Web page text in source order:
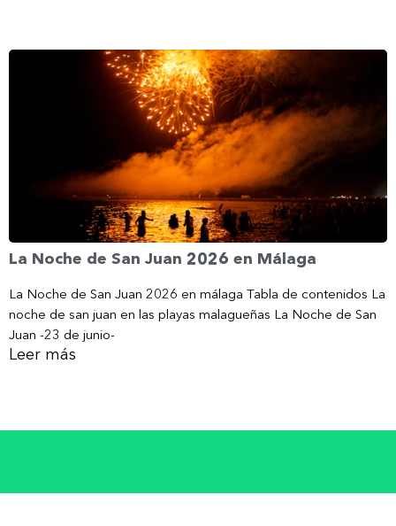
La Noche de San Juan 2026 en Málaga
La Noche de San Juan 2026 en málaga Tabla de contenidos La
noche de san juan en las playas malagueñas La Noche de San
Juan -23 de junio-
Leer más